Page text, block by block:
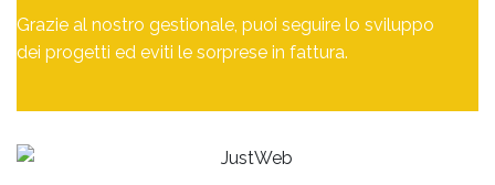
Grazie al nostro gestionale, puoi seguire lo sviluppo
dei progetti ed eviti le sorprese in fattura.